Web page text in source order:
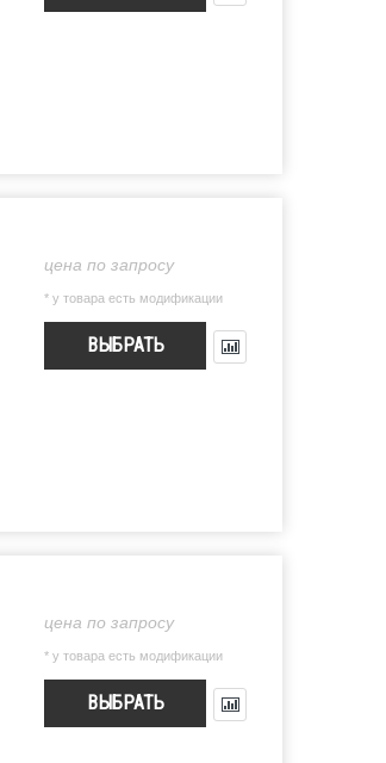
цена по запросу
* у товара есть модификации
ВЫБРАТЬ
цена по запросу
* у товара есть модификации
ВЫБРАТЬ